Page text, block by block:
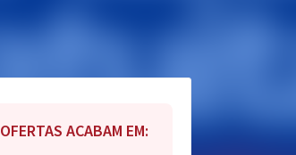
ACABAM EM: